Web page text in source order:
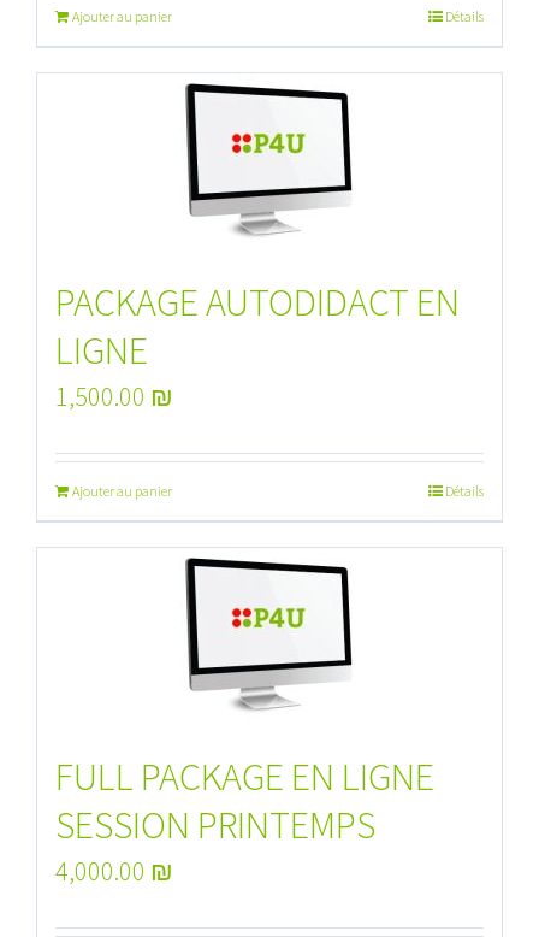
Ajouter au panier Détails
PACKAGE AUTODIDACT EN
LIGNE
1,500.00 ₪
Ajouter au panier Détails
FULL PACKAGE EN LIGNE
SESSION PRINTEMPS
4,000.00 ₪